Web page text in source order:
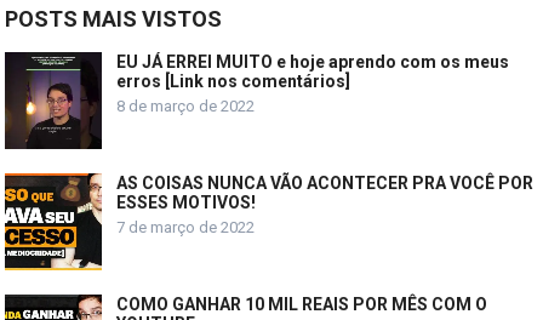
POSTS MAIS VISTOS
EU JÁ ERREI MUITO e hoje aprendo com os meus
erros [Link nos comentários]
8 de março de 2022
AS COISAS NUNCA VÃO ACONTECER PRA VOCÊ POR
ESSES MOTIVOS!
7 de março de 2022
COMO GANHAR 10 MIL REAIS POR MÊS COM O